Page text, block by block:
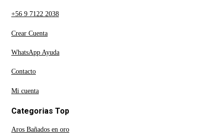
+56 9 7122 2038
Crear Cuenta
WhatsApp Ayuda
Contacto
Mi cuenta
Categorias Top
Aros Bañados en oro